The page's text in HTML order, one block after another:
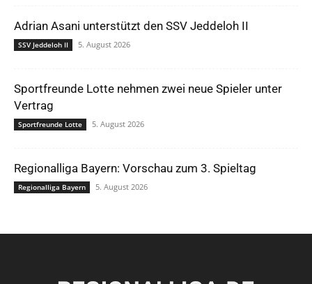
Adrian Asani unterstützt den SSV Jeddeloh II
SSV Jeddeloh II 5. August 2026
Sportfreunde Lotte nehmen zwei neue Spieler unter
Vertrag
Sportfreunde Lotte 5. August 2026
Regionalliga Bayern: Vorschau zum 3. Spieltag
Regionalliga Bayern 5. August 2026